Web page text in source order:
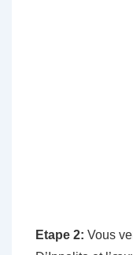
Etape 2: Vous